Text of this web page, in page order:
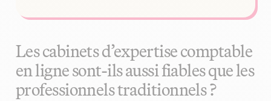
Les cabinets d’expertise comptable
en ligne sont-ils aussi fiables que les
professionnels traditionnels ?